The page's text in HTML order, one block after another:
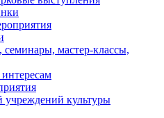
семинары, мастер-классы,
учреждений культуры